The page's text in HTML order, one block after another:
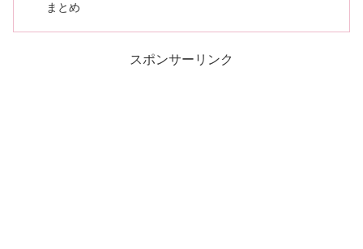
まとめ
スポンサーリンク